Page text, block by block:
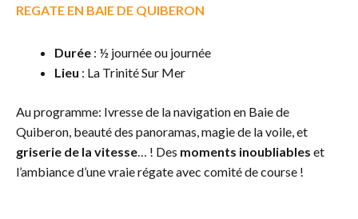
REGATE EN BAIE DE QUIBERON
Durée : ½ journée ou journée
Lieu : La Trinité Sur Mer
Au programme: Ivresse de la navigation en Baie de
Quiberon, beauté des panoramas, magie de la voile, et
griserie de la vitesse … ! Des moments inoubliables et
l’ambiance d’une vraie régate avec comité de course !